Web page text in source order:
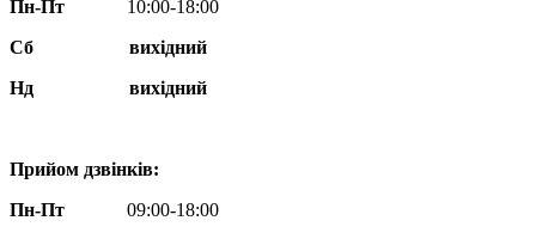
Пн-Пт
10:00-18:00
Сб
вихідний
Нд
вихідний
Прийом дзвінків:
Пн-Пт
09:00-18:00